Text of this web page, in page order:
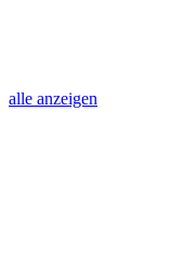
alle anzeigen